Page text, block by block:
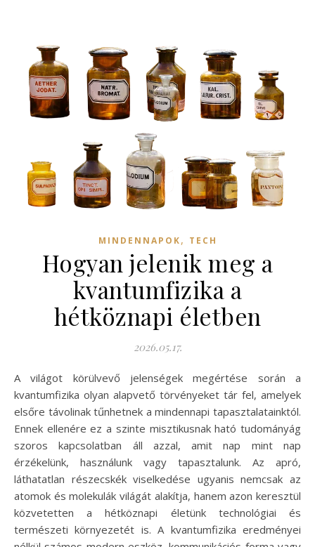
MINDENNAPOK, TECH
Hogyan jelenik meg a
kvantumfizika a
hétköznapi életben
2026.05.17.
A világot körülvevő jelenségek megértése során a
kvantumfizika olyan alapvető törvényeket tár fel, amelyek
elsőre távolinak tűnhetnek a mindennapi tapasztalatainktól.
Ennek ellenére ez a szinte misztikusnak ható tudományág
szoros kapcsolatban áll azzal, amit nap mint nap
érzékelünk, használunk vagy tapasztalunk. Az apró,
láthatatlan részecskék viselkedése ugyanis nemcsak az
atomok és molekulák világát alakítja, hanem azon keresztül
közvetetten a hétköznapi életünk technológiai és
természeti környezetét is. A kvantumfizika eredményei